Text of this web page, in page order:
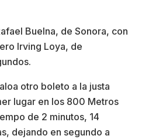
Buelna, de Sonora, con
Irving Loya, de
otro boleto a la justa
lugar en los 800 Metros
de 2 minutos, 14
dejando en segundo a